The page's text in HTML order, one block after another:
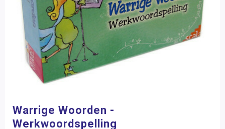
Warrige Woorden -
Werkwoordspelling